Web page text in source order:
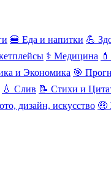
🍔 Еда и напитки 💪
⚕️ Медицина
и Экономика 🎯
💧 Слив 📝 Стихи и
дизайн, искусство 🤑